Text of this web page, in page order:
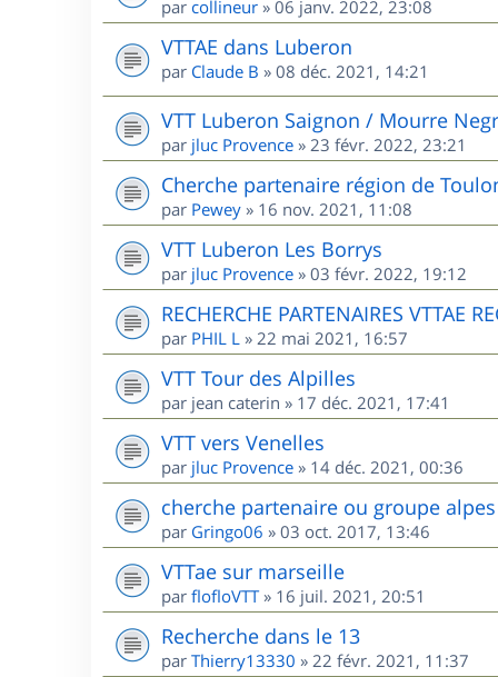
par collineur » 06 janv. 2022, 23:08
VTTAE dans Luberon
par Claude B » 08 déc. 2021, 14:21
VTT Luberon Saignon / Mourre
par jluc Provence » 23 févr. 2022, 23:21
Cherche partenaire région de
par Pewey » 16 nov. 2021, 11:08
VTT Luberon Les Borrys
par jluc Provence » 03 févr. 2022, 19:12
RECHERCHE PARTENAIRES VTTAE
par PHIL L » 22 mai 2021, 16:57
VTT Tour des Alpilles
par jean caterin » 17 déc. 2021, 17:41
VTT vers Venelles
par jluc Provence » 14 déc. 2021, 00:36
cherche partenaire ou groupe
par Gringo06 » 03 oct. 2017, 13:46
VTTae sur marseille
par flofloVTT» 16 juil. 2021, 20:51
Recherche dans le 13
par Thierry13330 » 22 févr. 2021, 11:37